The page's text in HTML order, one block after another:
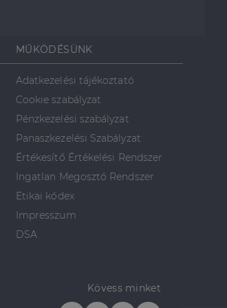
MŰKÖDÉSÜNK
Adatkezelési tájékoztató
Cookie szabályzat
Pénzkezelési szabályzat
Panaszkezelési Szabályzat
Értékesítő Értékelési Rendszer
Ingatlan Megosztó Rendszer
Etikai kódex
Impresszum
DSA
Kövess minket